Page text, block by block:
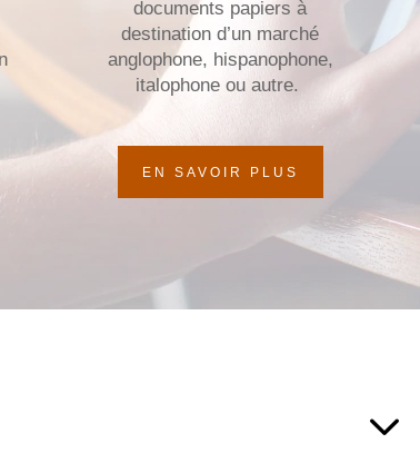
documents papiers à
destination d’un marché
anglophone, hispanophone,
italophone ou autre.
EN SAVOIR PLUS
3